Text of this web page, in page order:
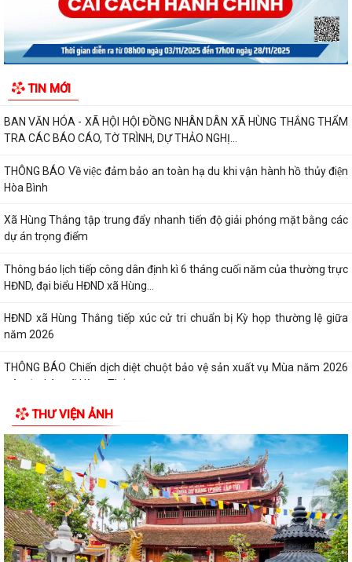
TIN MỚI
TRẬN 6 THÁNG ĐẦU NĂM 2026
MANG BẢN SẮC ĐI CÙNG THẾ GIỚI
BÁO CÁO CÔNG TÁC CHUẨN BỊ KỲ HỌP THỨ 3
BAN VĂN HÓA - XÃ HỘI HỘI ĐỒNG NHÂN DÂN XÃ HÙNG THẮNG THẨM
TRA CÁC BÁO CÁO, TỜ TRÌNH, DỰ THẢO NGHỊ...
THÔNG BÁO Về việc đảm bảo an toàn hạ du khi vận hành hồ thủy điện
Hòa Bình
Xã Hùng Thắng tập trung đẩy nhanh tiến độ giải phóng mặt bằng các
dự án trọng điểm
Thông báo lịch tiếp công dân định kì 6 tháng cuối năm của thường trực
HĐND, đại biểu HĐND xã Hùng...
HĐND xã Hùng Thắng tiếp xúc cử tri chuẩn bị Kỳ họp thường lệ giữa
năm 2026
THÔNG BÁO Chiến dịch diệt chuột bảo vệ sản xuất vụ Mùa năm 2026
trên địa bàn xã Hùng Thắng
Về việc ủy quyền thực hiện nhiệm vụ thuộc thẩm quyền của Ủy ban
nhân dân thành phố trong việc giải...
Quyết định số 2569/QĐ-UBND ngày 03/7/2026 của Uỷ ban nhân dân
thành phố Hải Phòng về việc công bố...
QĐ ban hành Nội quy tiếp công dân tại trụ sở UBND xã Hùng Thắng
Kế hoạch tiếp công dân 6 tháng cuối năm 2026 của Chủ tịch Ủy ban
THƯ VIỆN ẢNH